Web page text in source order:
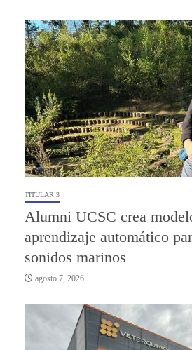
TITULAR 3
Alumni UCSC crea
aprendizaje automático
sonidos marinos
agosto 7, 2026